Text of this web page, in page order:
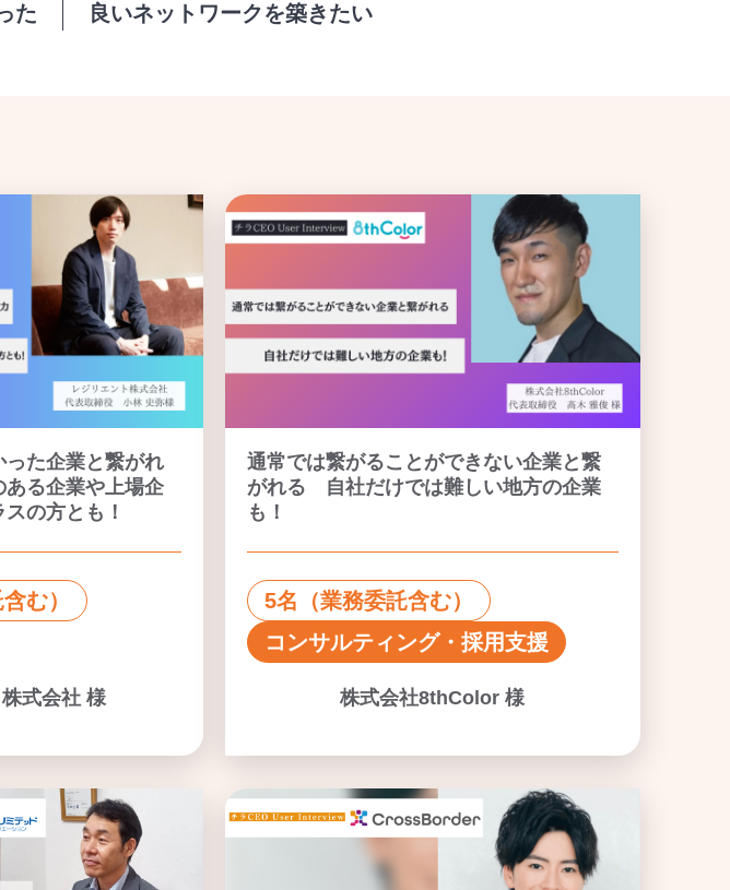
た 良いネットワークを築きたい
た企業と繋がれ
る企業や上場企
の方とも！
む）
式会社 様
通常では繋がることができない企業と繋
がれる 自社だけでは難しい地方の企業
も！
5名（業務委託含む）
コンサルティング・採用支援
株式会社8thColor 様